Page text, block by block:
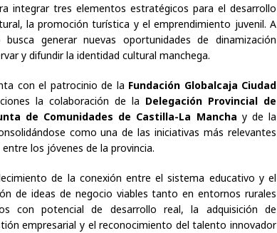
integrar tres elementos estratégicos para el desarrollo
la promoción turística y el emprendimiento juvenil. A
generar nuevas oportunidades de dinamización
y difundir la identidad cultural manchega.
con el patrocinio de la Fundación Globalcaja Ciudad
la colaboración de la Delegación Provincial de
de Comunidades de Castilla-La Mancha y de la
como una de las iniciativas más relevantes
los jóvenes de la provincia.
de la conexión entre el sistema educativo y el
de ideas de negocio viables tanto en entornos rurales
con potencial de desarrollo real, la adquisición de
empresarial y el reconocimiento del talento innovador